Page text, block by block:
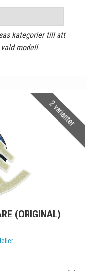
kategorier till att
modell
2 varianter
(ORIGINAL)